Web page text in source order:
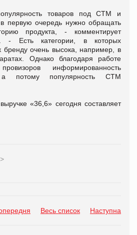
товаров под СТМ и
первую очередь нужно обращать
продукта, - комментирует
- Есть категории, в которых
бренду очень высока, например, в
Однако благодаря работе
информированность
а потому популярность СТМ
«36,6» сегодня составляет
>
Весь список Наступна